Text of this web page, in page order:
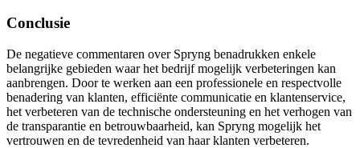
Conclusie
De negatieve commentaren over Spryng benadrukken enkele
belangrijke gebieden waar het bedrijf mogelijk verbeteringen kan
aanbrengen. Door te werken aan een professionele en respectvolle
benadering van klanten, efficiënte communicatie en klantenservice,
het verbeteren van de technische ondersteuning en het verhogen van
de transparantie en betrouwbaarheid, kan Spryng mogelijk het
vertrouwen en de tevredenheid van haar klanten verbeteren.